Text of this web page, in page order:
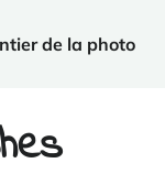
de la photo